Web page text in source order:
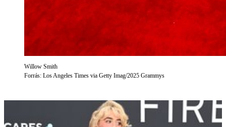
Willow Smith
Forrás: Los Angeles Times via Getty Imag/2025 Grammys